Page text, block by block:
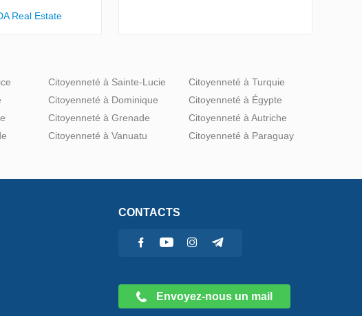
Real Estate
Citoyenneté à Sainte-Lucie
Citoyenneté à Dominique
Citoyenneté à Grenade
Citoyenneté à Vanuatu
Citoyenneté à Turquie
Citoyenneté à Égypte
Citoyenneté à Autriche
Citoyenneté à Paraguay
CONTACTS
Envoyez-nous un mail